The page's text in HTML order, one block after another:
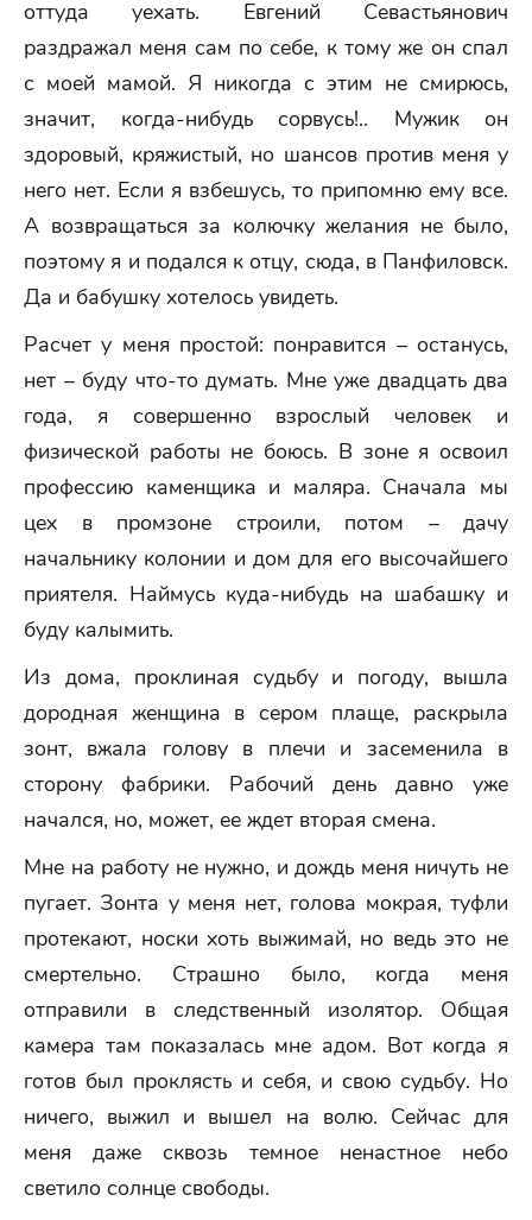
оттуда уехать. Евгений Севастьянович
раздражал меня сам по себе, к тому же он спал
с моей мамой. Я никогда с этим не смирюсь,
значит, когда-нибудь сорвусь!.. Мужик он
здоровый, кряжистый, но шансов против меня у
него нет. Если я взбешусь, то припомню ему все.
А возвращаться за колючку желания не было,
поэтому я и подался к отцу, сюда, в Панфиловск.
Да и бабушку хотелось увидеть.
Расчет у меня простой: понравится – останусь,
нет – буду что-то думать. Мне уже двадцать два
года, я совершенно взрослый человек и
физической работы не боюсь. В зоне я освоил
профессию каменщика и маляра. Сначала мы
цех в промзоне строили, потом – дачу
начальнику колонии и дом для его высочайшего
приятеля. Наймусь куда-нибудь на шабашку и
буду калымить.
Из дома, проклиная судьбу и погоду, вышла
дородная женщина в сером плаще, раскрыла
зонт, вжала голову в плечи и засеменила в
сторону фабрики. Рабочий день давно уже
начался, но, может, ее ждет вторая смена.
Мне на работу не нужно, и дождь меня ничуть не
пугает. Зонта у меня нет, голова мокрая, туфли
протекают, носки хоть выжимай, но ведь это не
смертельно. Страшно было, когда меня
отправили в следственный изолятор. Общая
камера там показалась мне адом. Вот когда я
готов был проклясть и себя, и свою судьбу. Но
ничего, выжил и вышел на волю. Сейчас для
меня даже сквозь темное ненастное небо
светило солнце свободы.